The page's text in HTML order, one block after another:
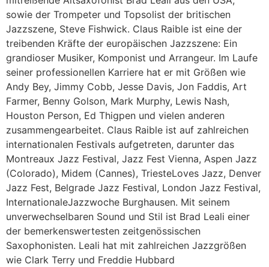
sowie der Trompeter und Topsolist der britischen
Jazzszene, Steve Fishwick. Claus Raible ist eine der
treibenden Kräfte der europäischen Jazzszene: Ein
grandioser Musiker, Komponist und Arrangeur. Im Laufe
seiner professionellen Karriere hat er mit Größen wie
Andy Bey, Jimmy Cobb, Jesse Davis, Jon Faddis, Art
Farmer, Benny Golson, Mark Murphy, Lewis Nash,
Houston Person, Ed Thigpen und vielen anderen
zusammengearbeitet. Claus Raible ist auf zahlreichen
internationalen Festivals aufgetreten, darunter das
Montreaux Jazz Festival, Jazz Fest Vienna, Aspen Jazz
(Colorado), Midem (Cannes), TriesteLoves Jazz, Denver
Jazz Fest, Belgrade Jazz Festival, London Jazz Festival,
InternationaleJazzwoche Burghausen. Mit seinem
unverwechselbaren Sound und Stil ist Brad Leali einer
der bemerkenswertesten zeitgenössischen
Saxophonisten. Leali hat mit zahlreichen Jazzgrößen
wie Clark Terry und Freddie Hubbard